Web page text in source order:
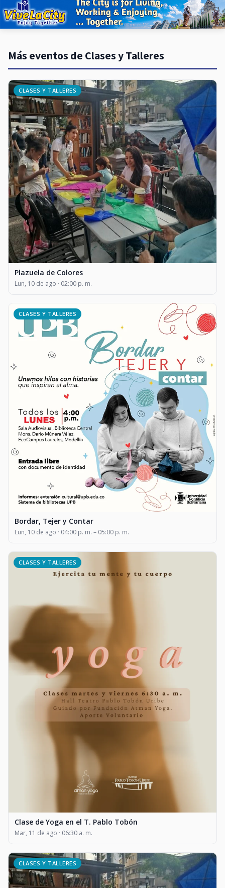
Más eventos de Clases y Talleres
CLASES Y TALLERES
Plazuela de Colores
Lun, 10 de ago · 02:00 p. m.
CLASES Y TALLERES
Bordar, Tejer y Contar
Lun, 10 de ago · 04:00 p. m. – 05:00 p. m.
CLASES Y TALLERES
Clase de Yoga en el T. Pablo Tobón
Mar, 11 de ago · 06:30 a. m.
CLASES Y TALLERES